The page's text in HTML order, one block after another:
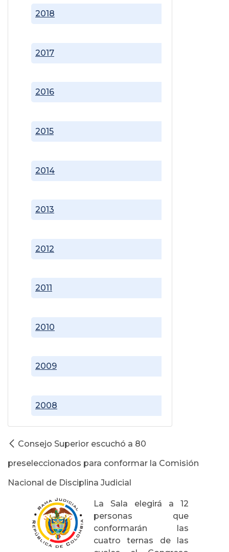
2008
2009
2010
2011
2012
2013
2014
2015
2016
2017
2018
Consejo Superior escuchó a 80
preseleccionados para conformar la Comisión
Nacional de Disciplina Judicial
La Sala elegirá a 12
personas que
conformarán las
cuatro ternas de las